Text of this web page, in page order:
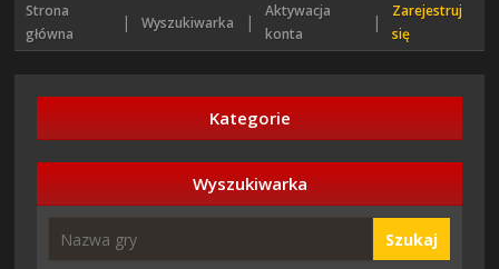
Strona
główna
| Wyszukiwarka |
Aktywacja
konta
|
Zarejestruj
się
Kategorie
Wyszukiwarka
Szukaj